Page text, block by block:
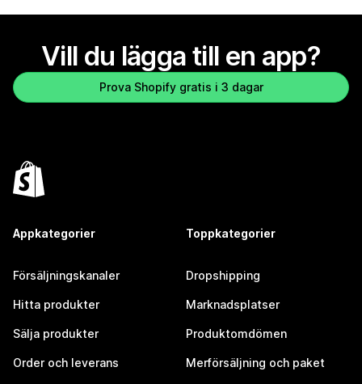
Vill du lägga till en app?
Prova Shopify gratis i 3 dagar
Appkategorier
Försäljningskanaler
Hitta produkter
Sälja produkter
Order och leverans
Toppkategorier
Dropshipping
Marknadsplatser
Produktomdömen
Merförsäljning och paket